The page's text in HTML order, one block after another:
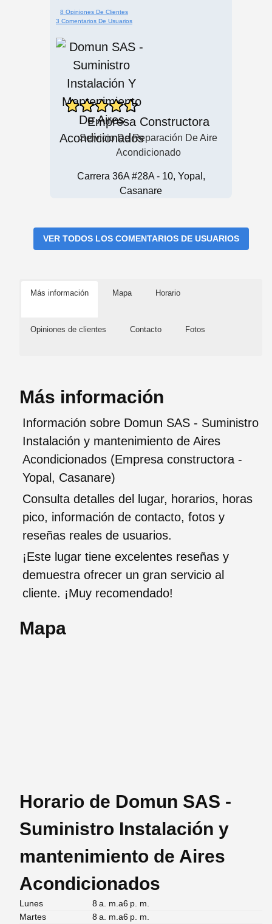
8 Opiniones De Clientes
3 Comentarios De Usuarios
Empresa Constructora
Servicio De Reparación De Aire
Acondicionado
Carrera 36A #28A - 10, Yopal,
Casanare
VER TODOS LOS COMENTARIOS DE USUARIOS
Más información Mapa Horario
Opiniones de clientes Contacto Fotos
Más información
Información sobre Domun SAS - Suministro
Instalación y mantenimiento de Aires
Acondicionados (Empresa constructora -
Yopal, Casanare)
Consulta detalles del lugar, horarios, horas
pico, información de contacto, fotos y
reseñas reales de usuarios.
¡Este lugar tiene excelentes reseñas y
demuestra ofrecer un gran servicio al
cliente. ¡Muy recomendado!
Mapa
Horario de Domun SAS -
Suministro Instalación y
mantenimiento de Aires
Acondicionados
Lunes
8 a. m.a6 p. m.
Martes
8 a. m.a6 p. m.